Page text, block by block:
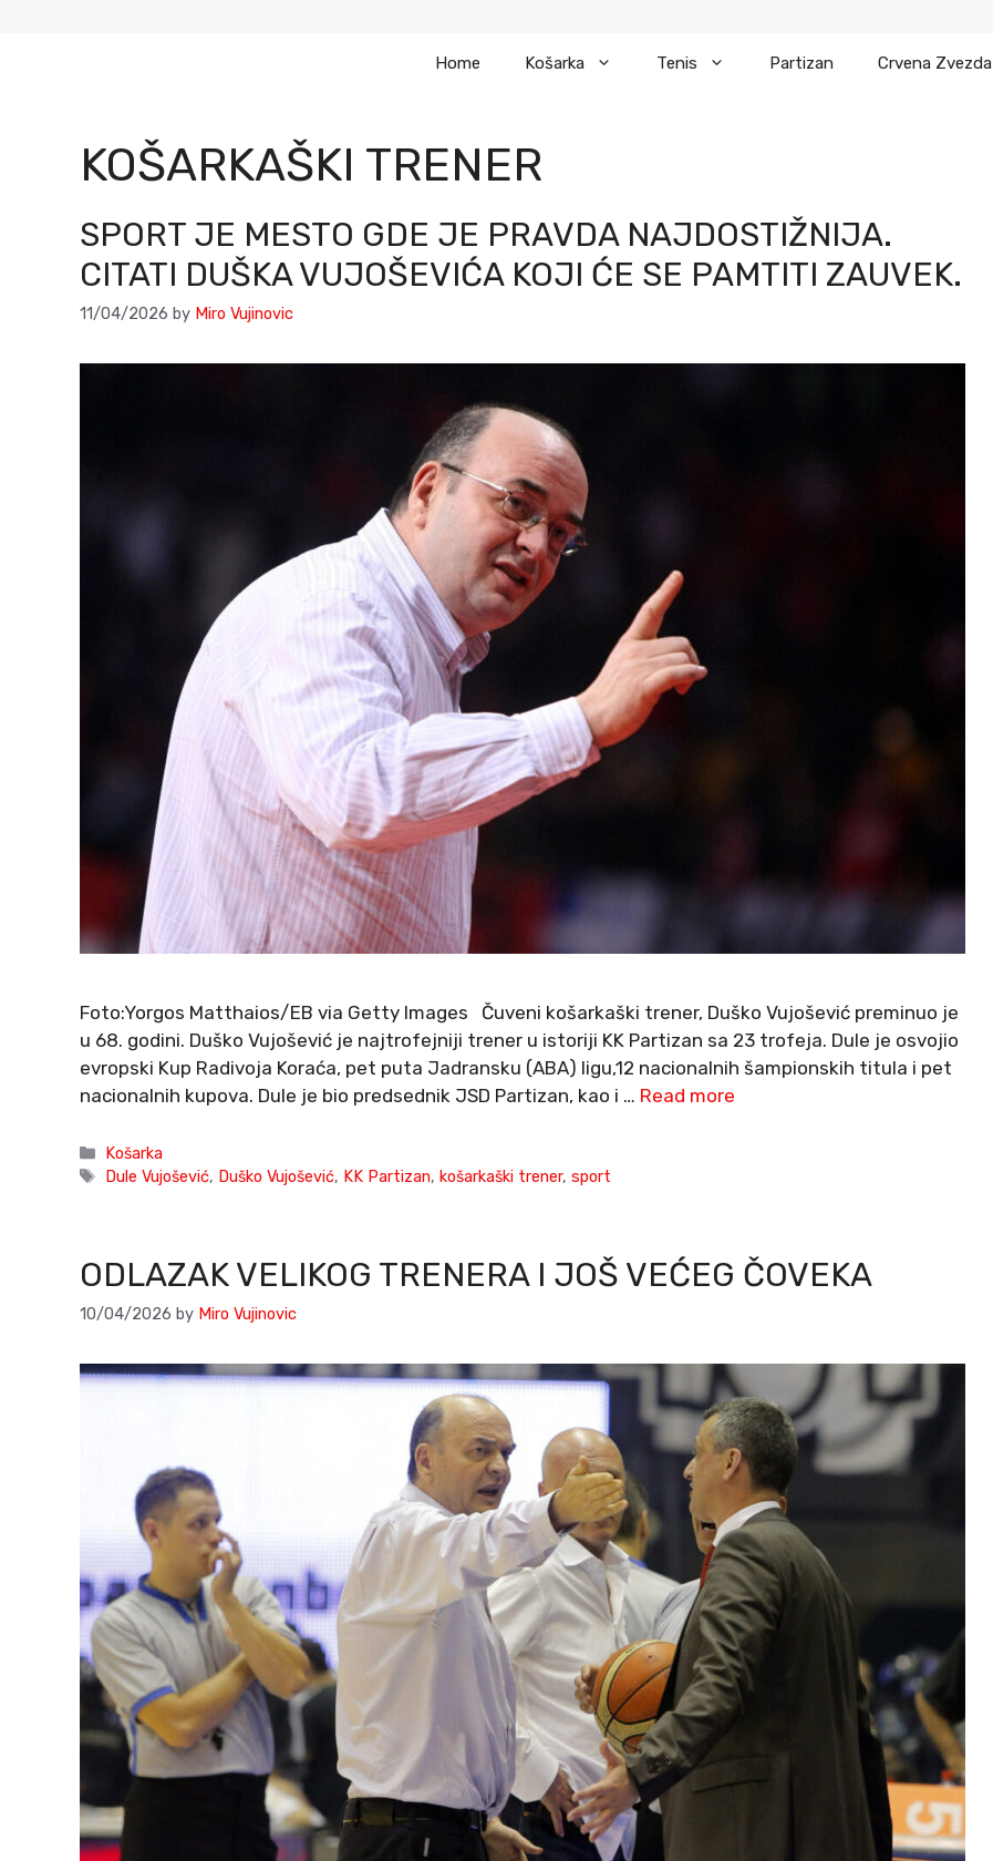
Home Košarka Tenis Partizan Crvena Zvezda
KOŠARKAŠKI TRENER
SPORT JE MESTO GDE JE PRAVDA NAJDOSTIŽNIJA.
CITATI DUŠKA VUJOŠEVIĆA KOJI ĆE SE PAMTITI ZAUVEK.
11/04/2026 by Miro Vujinovic
Foto:Yorgos Matthaios/EB via Getty Images Čuveni košarkaški trener, Duško Vujošević preminuo je
u 68. godini. Duško Vujošević je najtrofejniji trener u istoriji KK Partizan sa 23 trofeja. Dule je osvojio
evropski Kup Radivoja Koraća, pet puta Jadransku (ABA) ligu,12 nacionalnih šampionskih titula i pet
nacionalnih kupova. Dule je bio predsednik JSD Partizan, kao i … Read more
Categories
Košarka
Tags
Dule Vujošević, Duško Vujošević, KK Partizan,košarkaški trener,sport
ODLAZAK VELIKOG TRENERA I JOŠ VEĆEG ČOVEKA
10/04/2026 by Miro Vujinovic